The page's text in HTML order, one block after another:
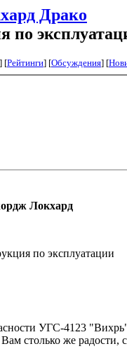
Драко
по
] [Рейтинги] [Обсуждения] [
Локхард
по эксплуатации
УГС-4123
столько же радости,